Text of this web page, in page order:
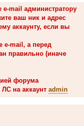
mail администратору
ваш ник и адрес
аккаунту, если вы
e-mail, а перед
правильно (иначе
форума
на аккаунт admin